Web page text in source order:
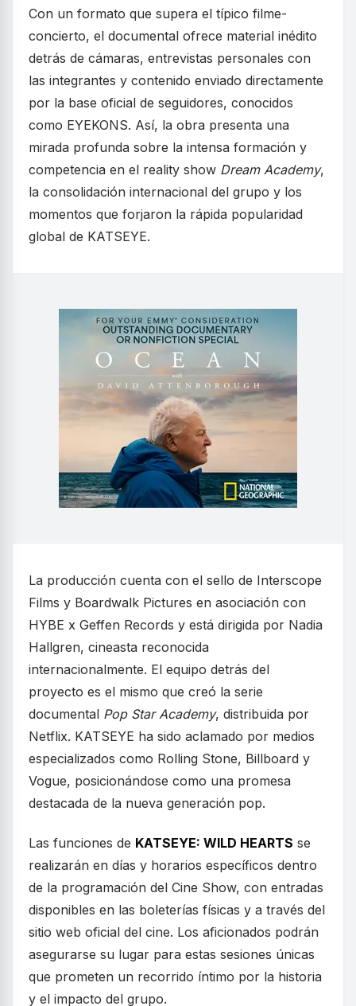
Con un formato que supera el típico filme-
concierto, el documental ofrece material inédito
detrás de cámaras, entrevistas personales con
las integrantes y contenido enviado directamente
por la base oficial de seguidores, conocidos
como EYEKONS. Así, la obra presenta una
mirada profunda sobre la intensa formación y
competencia en el reality show Dream Academy,
la consolidación internacional del grupo y los
momentos que forjaron la rápida popularidad
global de KATSEYE.
La producción cuenta con el sello de Interscope
Films y Boardwalk Pictures en asociación con
HYBE x Geffen Records y está dirigida por Nadia
Hallgren, cineasta reconocida
internacionalmente. El equipo detrás del
proyecto es el mismo que creó la serie
documental Pop Star Academy, distribuida por
Netflix. KATSEYE ha sido aclamado por medios
especializados como Rolling Stone, Billboard y
Vogue, posicionándose como una promesa
destacada de la nueva generación pop.
Las funciones de KATSEYE: WILD HEARTS se
realizarán en días y horarios específicos dentro
de la programación del Cine Show, con entradas
disponibles en las boleterías físicas y a través del
sitio web oficial del cine. Los aficionados podrán
asegurarse su lugar para estas sesiones únicas
que prometen un recorrido íntimo por la historia
y el impacto del grupo.